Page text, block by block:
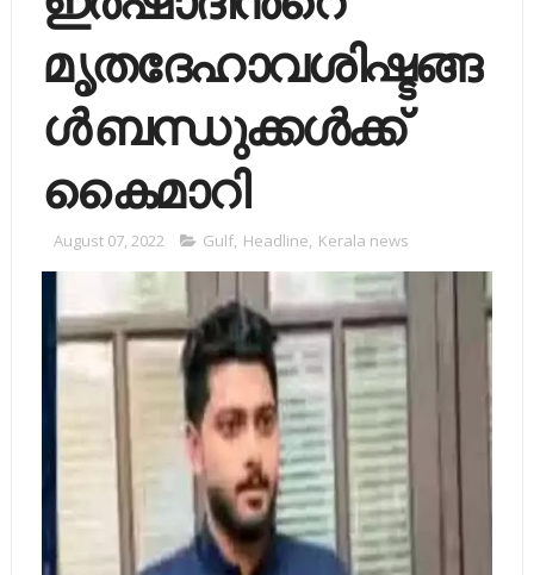
മൃതദേഹാവശിഷ്ടങ്ങ
ൾ ബന്ധുക്കൾക്ക്
കൈമാറി
August 07, 2022 Gulf, Headline, Kerala news